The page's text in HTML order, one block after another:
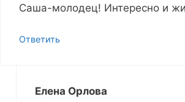
Саша-молодец! Интересно и
Ответить
Елена Орлова